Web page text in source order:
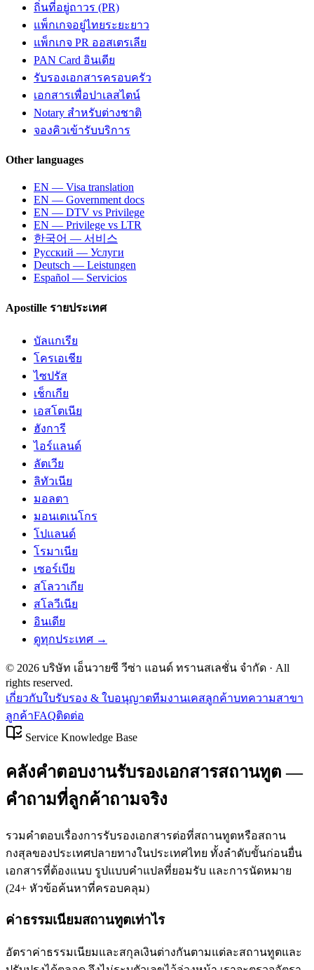
ถิ่นที่อยู่ถาวร (PR)
แพ็กเกจอยู่ไทยระยะยาว
แพ็กเกจ PR ออสเตรเลีย
PAN Card อินเดีย
รับรองเอกสารครอบครัว
เอกสารเพื่อปาเลสไตน์
Notary สำหรับต่างชาติ
จองคิวเข้ารับบริการ
Other languages
EN — Visa translation
EN — Government docs
EN — DTV vs Privilege
EN — Privilege vs LTR
한국어 — 서비스
Русский — Услуги
Deutsch — Leistungen
Español — Servicios
Apostille รายประเทศ
บัลแกเรีย
โครเอเชีย
ไซปรัส
เช็กเกีย
เอสโตเนีย
ฮังการี
ไอร์แลนด์
ลัตเวีย
ลิทัวเนีย
มอลตา
มอนเตเนโกร
โปแลนด์
โรมาเนีย
เซอร์เบีย
สโลวาเกีย
สโลวีเนีย
อินเดีย
ดูทุกประเทศ →
© 2026 บริษัท เอ็นวายซี วีซ่า แอนด์ ทรานสเลชั่น จำกัด · All
rights reserved.
เกี่ยวกับใบรับรอง & ใบอนุญาตทีมงานเคสลูกค้าบทความสาขา
ลูกค้าFAQติดต่อ
Service Knowledge Base
คลังคำตอบงานรับรองเอกสารสถานทูต —
คำถามที่ลูกค้าถามจริง
รวมคำตอบเรื่องการรับรองเอกสารต่อที่สถานทูตหรือสถาน
กงสุลของประเทศปลายทางในประเทศไทย ทั้งลำดับขั้นก่อนยื่น
เอกสารที่ต้องแนบ รูปแบบคำแปลที่ยอมรับ และการนัดหมาย
(24+ หัวข้อค้นหาที่ครอบคลุม)
ค่าธรรมเนียมสถานทูตเท่าไร
อัตราค่าธรรมเนียมและสกุลเงินต่างกันตามแต่ละสถานทูตและ